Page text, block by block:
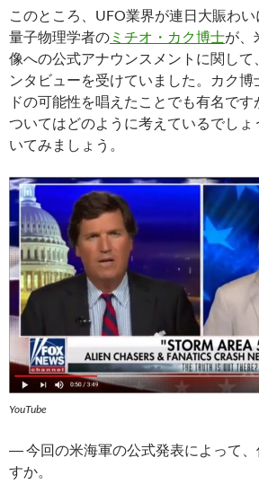
このところ、UFO業界が連日大賑わい
量子物理学者の ミチオ・カク博士が、
像への公式アナウンスメントに関して
ンタビューを受けていました。カク
ドの可能性を唱えたことでも有名で
ついてはどのように考えているでし
いてみましょう。
YouTube
― 今回の米海軍の公式発表によって、
すか。